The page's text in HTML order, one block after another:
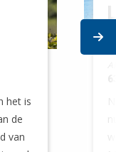
het is
de
van